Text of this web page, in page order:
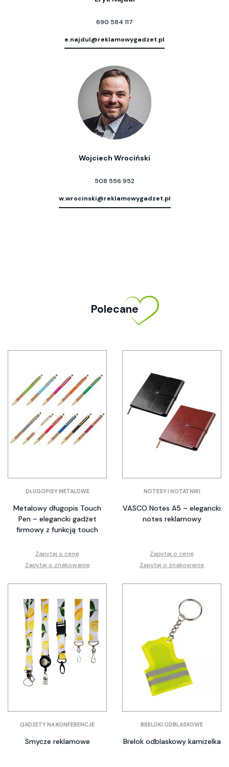
690 584 117
e.najdul@reklamowygadzet.pl
Wojciech Wrociński
508 556 952
w.wrocinski@reklamowygadzet.pl
Polecane
DŁUGOPISY METALOWE
Metalowy długopis Touch
Pen – elegancki gadżet
firmowy z funkcją touch
Zapytaj o cenę
Zapytaj o znakowanie
NOTESY I NOTATNIKI
VASCO Notes A5 – elegancki
notes reklamowy
Zapytaj o cenę
Zapytaj o znakowanie
GADŻETY NA KONFERENCJE
Smycze reklamowe
BRELOKI ODBLASKOWE
Brelok odblaskowy kamizelka